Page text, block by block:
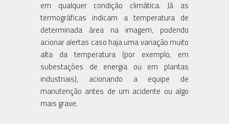
em qualquer condição climática. Já as
termográficas indicam a temperatura de
determinada área na imagem, podendo
acionar alertas caso haja uma variação muito
alta da temperatura (por exemplo, em
subestações de energia ou em plantas
industriais), acionando a equipe de
manutenção antes de um acidente ou algo
mais grave.